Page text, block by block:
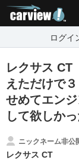
ログイ
レクサス CT
えただけで
せめてエン
して欲しか
ニックネーム非公
レクサス CT